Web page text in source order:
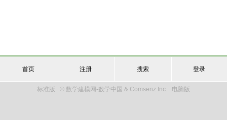
首页 注册 搜索 登录
标准版 © 数学建模网-数学中国 & Comsenz Inc. 电脑版